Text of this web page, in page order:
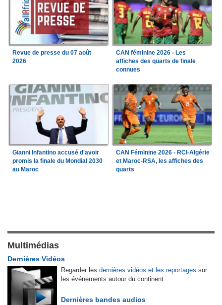
Revue de presse du 07 août
2026
CAN féminine 2026 - Les
affiches des quarts de finale
connues
Gianni Infantino accusé d'avoir
promis la finale du Mondial 2030
au Maroc
CAN Féminine 2026 - RCI-Algérie
et Maroc-RSA, les affiches des
quarts
Multimédias
Dernières Vidéos
Regarder les dernières vidéos et les reportages sur
les événements autour du continent
Dernières bandes audios